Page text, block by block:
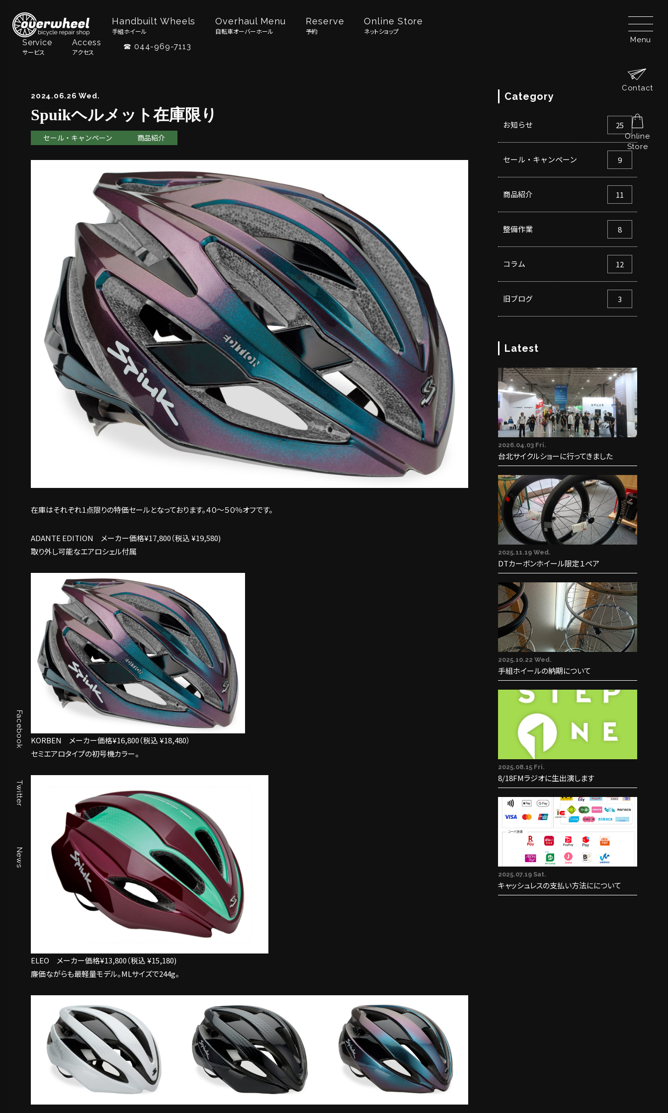
Handbuilt Wheels
手組ホイール
Overhaul Menu
自転車オーバーホール
Reserve
予約
Online Store
ネットショップ
Service
サービス
Access
アクセス
☎ 044-969-7113
Facebook
Twitter
News
Menu
Contact
Online
Store
2024.06.26 Wed.
Spuikヘルメット在庫限り
セール・キャンペーン 商品紹介
在庫はそれぞれ1点限りの特価セールとなっております。４０～５０％オフです。
ADANTE EDITION メーカー価格¥17,800（税込 ¥19,580)
取り外し可能なエアロシェル付属
KORBEN メーカー価格¥16,800（税込 ¥18,480）
セミエアロタイプの初号機カラー。
ELEO メーカー価格¥13,800（税込 ¥15,180)
廉価ながらも最軽量モデル。MLサイズで244g。
Category
お知らせ 25
セール・キャンペーン 9
商品紹介 11
整備作業 8
コラム 12
旧ブログ 3
Latest
2026.04.03 Fri.
台北サイクルショーに行ってきました
2025.11.19 Wed.
DTカーボンホイール限定１ペア
2025.10.22 Wed.
手組ホイールの納期について
2025.08.15 Fri.
8/18FMラジオに生出演します
2025.07.19 Sat.
キャッシュレスの支払い方法にについて